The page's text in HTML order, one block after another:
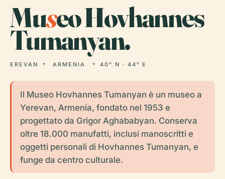
Museo Hovhannes
Tumanyan.
EREVAN ARMENIA 40° N · 44° E
Il Museo Hovhannes Tumanyan è un museo a
Yerevan, Armenia, fondato nel 1953 e
progettato da Grigor Aghababyan. Conserva
oltre 18.000 manufatti, inclusi manoscritti e
oggetti personali di Hovhannes Tumanyan, e
funge da centro culturale.